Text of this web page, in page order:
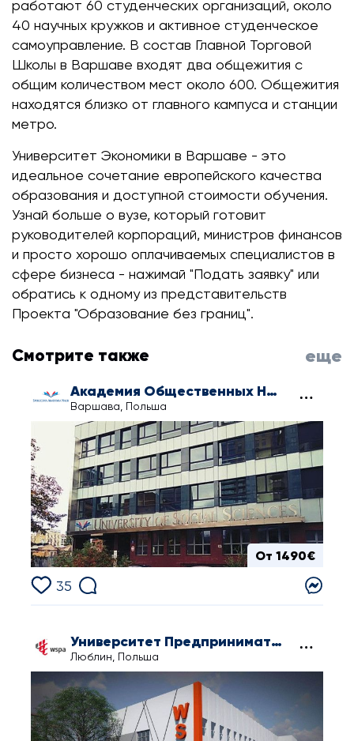
работают 60 студенческих организаций, около
40 научных кружков и активное студенческое
самоуправление. В состав Главной Торговой
Школы в Варшаве входят два общежития с
общим количеством мест около 600. Общежития
находятся близко от главного кампуса и станции
метро.
Университет Экономики в Варшаве - это
идеальное сочетание европейского качества
образования и доступной стоимости обучения.
Узнай больше о вузе, который готовит
руководителей корпораций, министров финансов
и просто хорошо оплачиваемых специалистов в
сфере бизнеса - нажимай "Подать заявку" или
обратись к одному из представительств
Проекта "Образование без границ".
Смотрите также еще
Академия Общественных Наук в Варшаве
Варшава, Польша
От 1490€
35
Университет Предпринимательства и Администрации в Люблине
Люблин, Польша